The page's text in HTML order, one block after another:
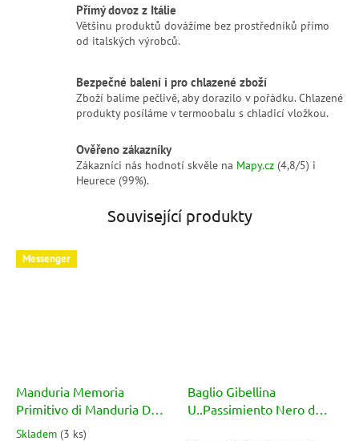
Přímý dovoz z Itálie
Většinu produktů dovážíme bez prostředníků přímo
od italských výrobců.
Bezpečné balení i pro chlazené zboží
Zboží balíme pečlivě, aby dorazilo v pořádku. Chlazené
produkty posíláme v termoobalu s chladicí vložkou.
Ověřeno zákazníky
Zákazníci nás hodnotí skvěle na Mapy.cz (4,8/5) i
Heurece (99%).
Související produkty
Messenger
Manduria Memoria
Primitivo di Manduria DOC
14% 0,75l
Průměrné
Skladem (3 ks)
Baglio Gibellina
U..Passimiento Nero d